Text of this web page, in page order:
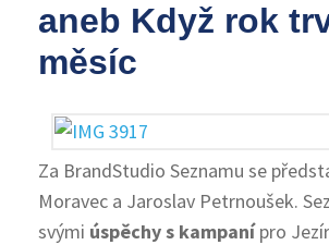
aneb Když rok
měsíc
Za BrandStudio Seznamu se
Moravec a Jaroslav Petrnoušek.
svými úspěchy s kampanípro